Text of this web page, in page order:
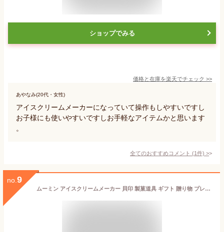
ショップでみる
価格と在庫を楽天でチェック >>
あやなみ(20代・女性)
アイスクリームメーカーになっていて操作もしやすいですし
お子様にも使いやすいですしお手軽なアイテムかと思います
。
全てのおすすめコメント (1件) >
no. 9
ムーミン アイスクリームメーカー 貝印 製菓道具 ギフト 贈り物 プレゼント お菓子作り 製菓道具 ホワイトデー 父の日